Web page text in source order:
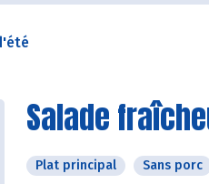
Salade
Plat principal Sans porc